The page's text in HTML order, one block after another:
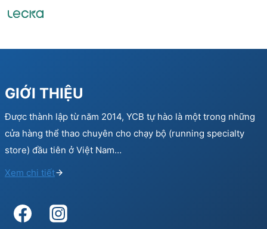
GIỚI THIỆU
Được thành lập từ năm 2014, YCB tự hào là một trong những
cửa hàng thể thao chuyên cho chạy bộ (running specialty
store) đầu tiên ở Việt Nam…
Xem chi tiết